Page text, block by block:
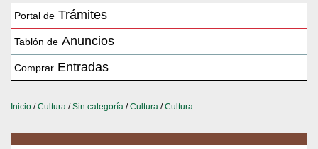
Portal de Trámites
Tablón de Anuncios
Comprar Entradas
Inicio /Cultura /Sin categoría /Cultura /Cultura